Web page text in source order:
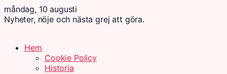
måndag, 10 augusti
Nyheter, nöje och nästa grej att göra.
Hem
Cookie Policy
Historia